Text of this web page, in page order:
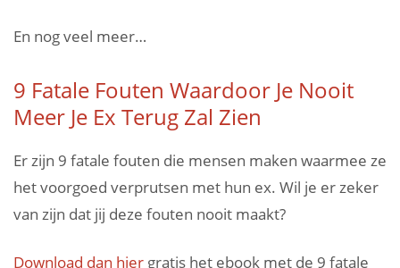
En nog veel meer…
9 Fatale Fouten Waardoor Je Nooit
Meer Je Ex Terug Zal Zien
Er zijn 9 fatale fouten die mensen maken waarmee ze
het voorgoed verprutsen met hun ex. Wil je er zeker
van zijn dat jij deze fouten nooit maakt?
Download dan hier gratis het ebook met de 9 fatale